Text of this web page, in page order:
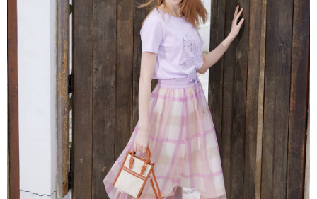
後付繳納相關費用。
※ 交易是否成功請以「AFTEE先享後付 」之結帳頁面顯示為準，若有關於
是否繳費成功／繳費後需取消欲退款等相關疑問，請聯繫「AFTEE先享後付
客戶支援中心」
https://netprotections.freshdesk.com/support/home
【注意事項】
１．透過由恩沛科技股份有限公司提供之「AFTEE先享後付」服務完成之交
易，需依本服務之必要範圍內提供個人資料，並將交易相關給付款項請求債
權轉讓予恩沛科技股份有限公司。
２．關於個人資料處理事宜，請瀏覽以下網址：
https://aftee.tw/terms/#terms3
３．未成年的使用者請事先徵得法定代理人或監護人之同意方可使用
「AFTEE先享後付」，若未經同意申辦者引起之損失，本公司不負相關責
４．使用「AFTEE先享後付」時，將依據個別帳號之用戶狀況，依本公司即
時審查核予不同之上限額度；若仍有額度不足之情形，本公司將視審查結果
每筆NT$60，滿NT$2,000(含以上)免運費
宅配-滿2000元免運
每筆NT$120，滿NT$2,000(含以上)免運費